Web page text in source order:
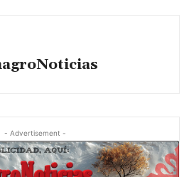
- Advertisement -